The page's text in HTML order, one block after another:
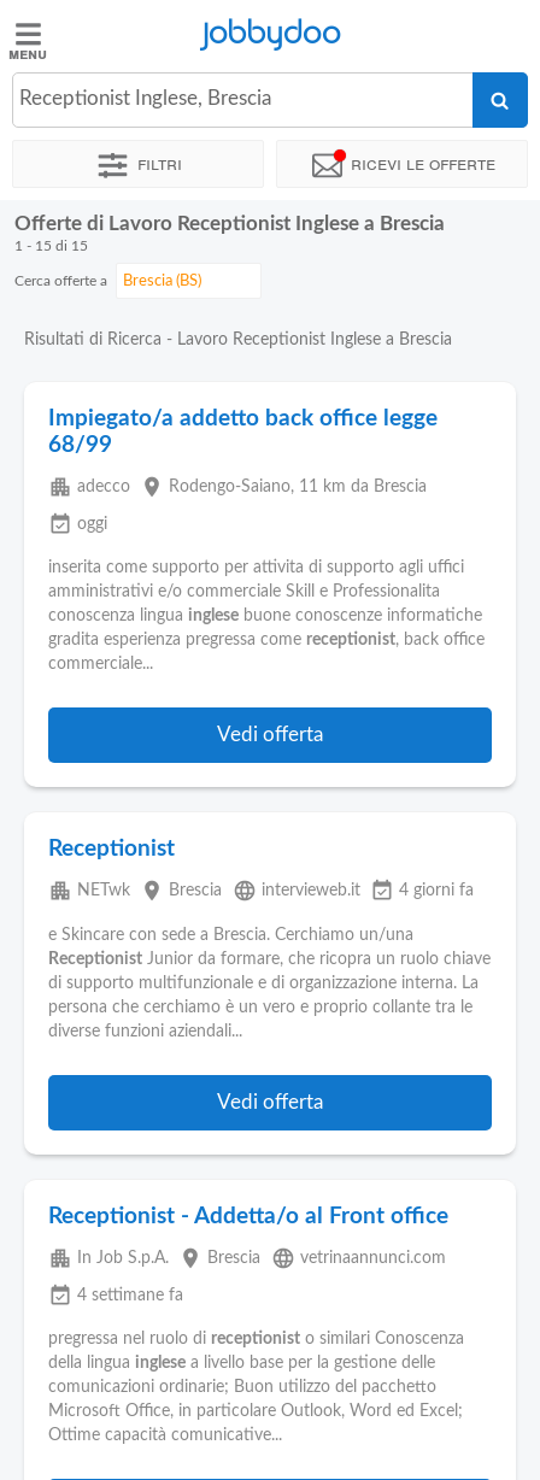
Jobbydoo
Offerte
Stipendi
professioni
Blog
Offerte
Area
Aziende
Jobbydoo
Receptionist Inglese, Brescia
Filtri Ricevi le offerte
Offerte di Lavoro Receptionist Inglese a Brescia
1 - 15 di 15
Cerca offerte a
Risultati di Ricerca - Lavoro Receptionist Inglese a Brescia
Impiegato/a addetto back office legge
68/99
apartment adecco place Rodengo-Saiano, 11 km da Brescia
event_available oggi
inserita come supporto per attivita di supporto agli uffici
amministrativi e/o commerciale Skill e Professionalita
conoscenza lingua inglese buone conoscenze informatiche
gradita esperienza pregressa come receptionist, back office
commerciale...
Vedi offerta
Receptionist
apartment NETwk place Brescia language intervieweb.it event_available 4 giorni fa
e Skincare con sede a Brescia. Cerchiamo un/una
Receptionist Junior da formare, che ricopra un ruolo chiave
di supporto multifunzionale e di organizzazione interna. La
persona che cerchiamo è un vero e proprio collante tra le
diverse funzioni aziendali...
Vedi offerta
Receptionist - Addetta/o al Front office
apartment In Job S.p.A. place Brescia language vetrinaannunci.com
event_available 4 settimane fa
pregressa nel ruolo di receptionist o similari Conoscenza
della lingua inglese a livello base per la gestione delle
comunicazioni ordinarie; Buon utilizzo del pacchetto
Microsoft Office, in particolare Outlook, Word ed Excel;
Ottime capacità comunicative...